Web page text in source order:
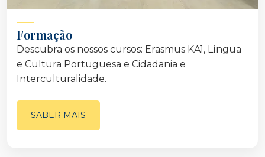
Formação
Descubra os nossos cursos: Erasmus KA1, Língua
e Cultura Portuguesa e Cidadania e
Interculturalidade.
SABER MAIS